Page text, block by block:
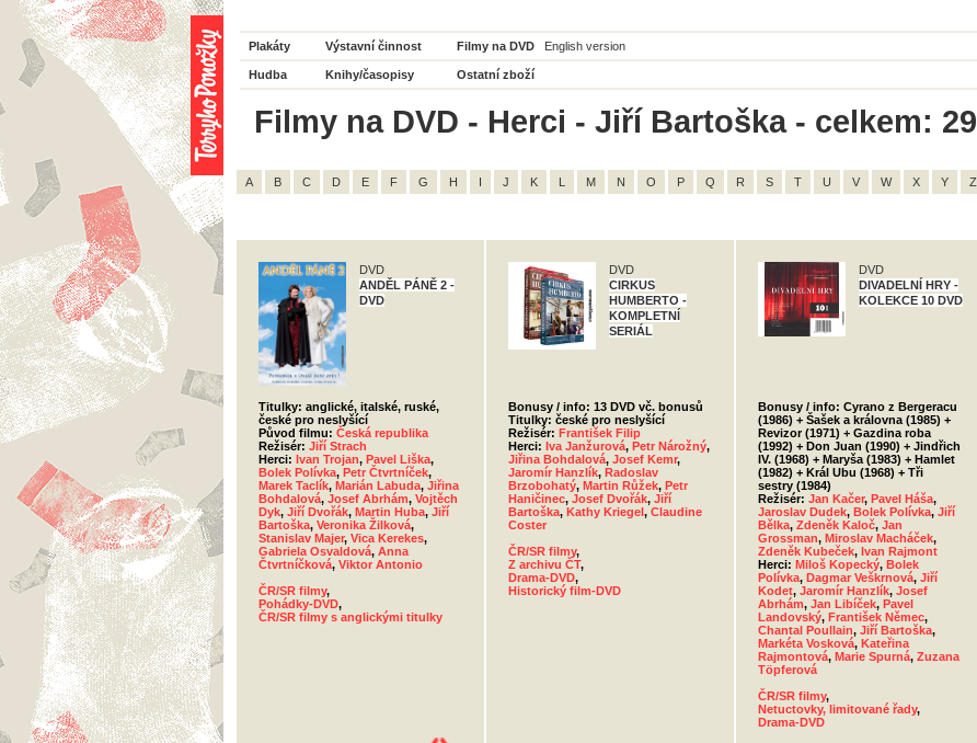
Plakáty Výstavní činnost Filmy na DVD English version
Hudba Knihy/časopisy Ostatní zboží
Filmy na DVD - Herci - Jiří Bartoška - celkem: 29
A B C D E F G H I J K L M N O P Q R S T U V W X Y Z
DVD
ANDĚL PÁNĚ 2 -
DVD
Titulky: anglické, italské, ruské,
české pro neslyšící
Původ filmu: Česká republika
Režisér: Jiří Strach
Herci: Ivan Trojan, Pavel Liška,
Bolek Polívka, Petr Čtvrtníček,
Marek Taclík, Marián Labuda, Jiřina
Bohdalová, Josef Abrhám, Vojtěch
Dyk, Jiří Dvořák, Martin Huba, Jiří
Bartoška, Veronika Žilková,
Stanislav Majer, Vica Kerekes,
Gabriela Osvaldová, Anna
Čtvrtníčková, Viktor Antonio
ČR/SR filmy,
Pohádky-DVD,
ČR/SR filmy s anglickými titulky
DVD
CIRKUS
HUMBERTO -
KOMPLETNÍ
SERIÁL
Bonusy / info: 13 DVD vč. bonusů
Titulky: české pro neslyšící
Režisér: František Filip
Herci: Iva Janžurová, Petr Nárožný,
Jiřina Bohdalová, Josef Kemr,
Jaromír Hanzlík, Radoslav
Brzobohatý, Martin Růžek, Petr
Haničinec, Josef Dvořák, Jiří
Bartoška, Kathy Kriegel, Claudine
Coster
ČR/SR filmy,
Z archivu ČT,
Drama-DVD,
Historický film-DVD
DVD
DIVADELNÍ HRY -
KOLEKCE 10 DVD
Bonusy / info: Cyrano z Bergeracu
(1986) + Šašek a královna (1985) +
Revizor (1971) + Gazdina roba
(1992) + Don Juan (1990) + Jindřich
IV. (1968) + Maryša (1983) + Hamlet
(1982) + Král Ubu (1968) + Tři
sestry (1984)
Režisér: Jan Kačer, Pavel Háša,
Jaroslav Dudek, Bolek Polívka, Jiří
Bělka, Zdeněk Kaloč, Jan
Grossman, Miroslav Macháček,
Zdeněk Kubeček, Ivan Rajmont
Herci: Miloš Kopecký, Bolek
Polívka, Dagmar Veškrnová, Jiří
Kodet, Jaromír Hanzlík, Josef
Abrhám, Jan Libíček, Pavel
Landovský, František Němec,
Chantal Poullain, Jiří Bartoška,
Markéta Vosková, Kateřina
Rajmontová, Marie Spurná, Zuzana
Töpferová
ČR/SR filmy,
Netuctovky, limitované řady,
Drama-DVD